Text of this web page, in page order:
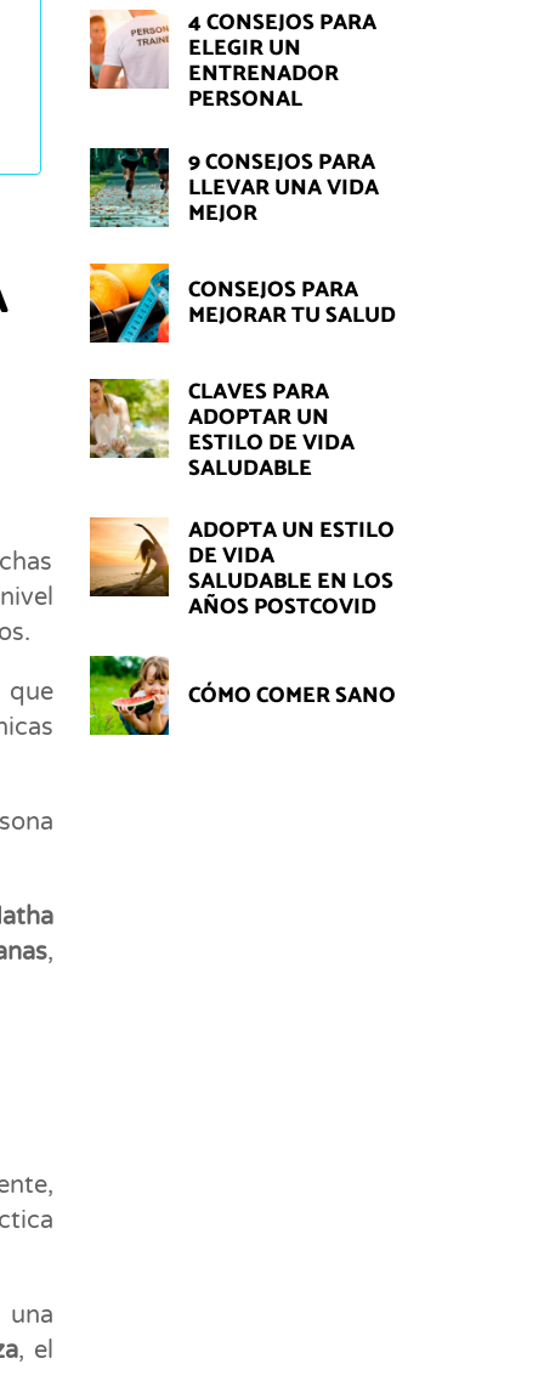
que
,
, el
4 CONSEJOS PARA
ELEGIR UN
ENTRENADOR
PERSONAL
9 CONSEJOS PARA
LLEVAR UNA VIDA
MEJOR
CONSEJOS PARA
MEJORAR TU SALUD
CLAVES PARA
ADOPTAR UN
ESTILO DE VIDA
SALUDABLE
ADOPTA UN ESTILO
DE VIDA
SALUDABLE EN LOS
AÑOS POSTCOVID
CÓMO COMER SANO